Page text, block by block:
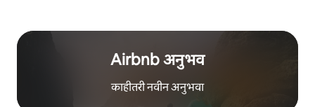
Airbnb अनुभव
काहीतरी नवीन अनुभवा